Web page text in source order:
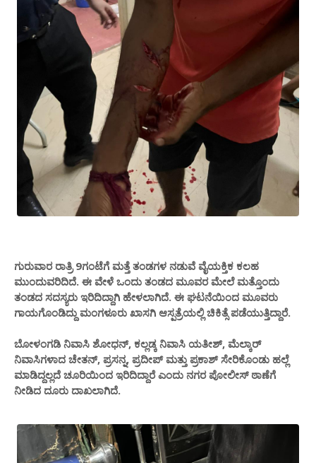
ಗುರುವಾರ ರಾತ್ರಿ 9ಗಂಟೆಗೆ ಮತ್ತೆ ತಂಡಗಳ ನಡುವೆ ವೈಯಕ್ತಿಕ ಕಲಹ
ಮುಂದುವರಿದಿದೆ‌. ಈ ವೇಳೆ ಒಂದು ತಂಡದ ಮೂವರ ಮೇಲೆ ಮತ್ತೊಂದು
ತಂಡದ ಸದಸ್ಯರು ಇರಿದಿದ್ದಾಗಿ ಹೇಳಲಾಗಿದೆ. ಈ ಘಟನೆಯಿಂದ ಮೂವರು
ಗಾಯಗೊಂಡಿದ್ದು ಮಂಗಳೂರು ಖಾಸಗಿ ಆಸ್ಪತ್ರೆಯಲ್ಲಿ ಚಿಕಿತ್ಸೆ ಪಡೆಯುತ್ತಿದ್ದಾರೆ.
ಬೋಳಂಗಡಿ ನಿವಾಸಿ ಶೋಧನ್, ಕಲ್ಲಡ್ಕ ನಿವಾಸಿ ಯತೀಶ್, ಮೆಲ್ಕಾರ್
ನಿವಾಸಿಗಳಾದ ಚೇತನ್, ಪ್ರಸನ್ನ, ಪ್ರದೀಪ್ ಮತ್ತು ಪ್ರಕಾಶ್ ಸೇರಿಕೊಂಡು ಹಲ್ಲೆ
ಮಾಡಿದ್ದಲ್ಲದೆ ಚೂರಿಯಿಂದ ಇರಿದಿದ್ದಾರೆ ಎಂದು ನಗರ ಪೋಲೀಸ್ ಠಾಣೆಗೆ
ನೀಡಿದ ದೂರು ದಾಖಲಾಗಿದೆ.